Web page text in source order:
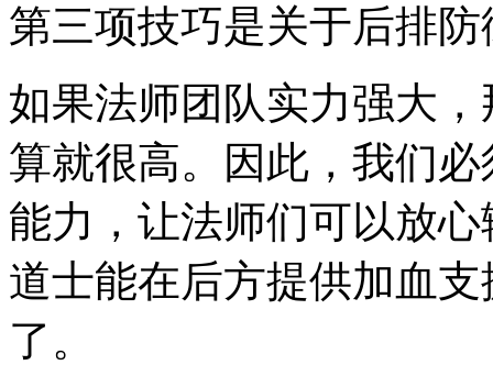
第三项技巧是关于后排防
如果法师团队实力强大
算就很高。因此，我们
能力，让法师们可以放
道士能在后方提供加血
了。